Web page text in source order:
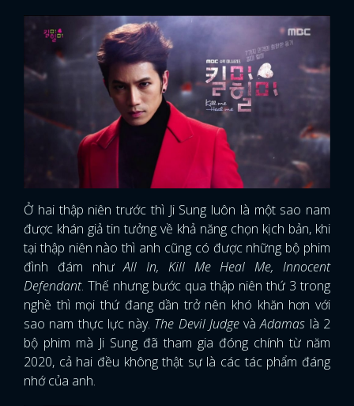
Ở hai thập niên trước thì Ji Sung luôn là một sao nam
được khán giả tin tưởng về khả năng chọn kịch bản, khi
tại thập niên nào thì anh cũng có được những bộ phim
đình đám nhưAll In, Kill Me Heal Me, Innocent
Defendant. Thế nhưng bước qua thập niên thứ 3 trong
nghề thì mọi thứ đang dần trở nên khó khăn hơn với
sao nam thực lực này. The Devil JudgevàAdamas là 2
bộ phim mà Ji Sung đã tham gia đóng chính từ năm
2020, cả hai đều không thật sự là các tác phẩm đáng
nhớ của anh.